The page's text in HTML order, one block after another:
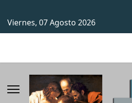
Viernes, 07 Agosto 2026